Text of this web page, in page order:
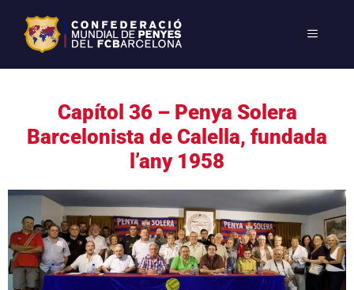
Capítol 36 – Penya Solera
Barcelonista de Calella, fundada
l’any 1958